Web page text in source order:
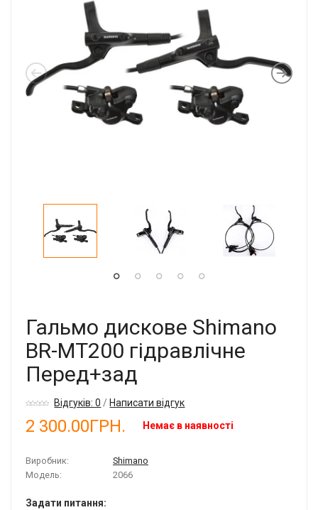
Гальмо дискове Shimano
BR-MT200 гідравлічне
Перед+зад
Відгуків: 0 /Написати відгук
2 300.00ГРН. Немає в наявності
Виробник:
Shimano
Модель:
2066
Задати питання: